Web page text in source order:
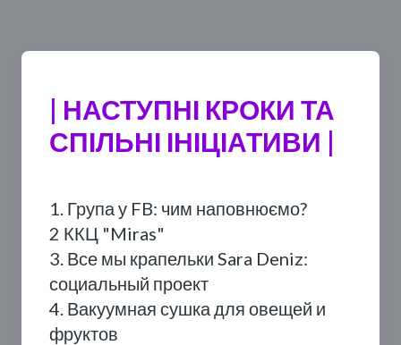
| НАСТУПНІ КРОКИ ТА
СПІЛЬНІ ІНІЦІАТИВИ |
1. Група у FB: чим наповнюємо?
2 ККЦ "Miras"
3. Все мы крапельки Sara Deniz:
социальный проект
4. Вакуумная сушка для овещей и
фруктов